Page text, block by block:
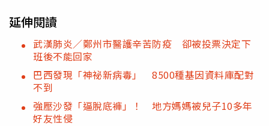
延伸閱讀
武漢肺炎／鄭州市醫護辛苦防疫 卻被投票決定下
班後不能回家
巴西發現「神祕新病毒」 8500種基因資料庫配對
不到
強壓沙發「逼脫底褲」！ 地方媽媽被兒子10多年
好友性侵